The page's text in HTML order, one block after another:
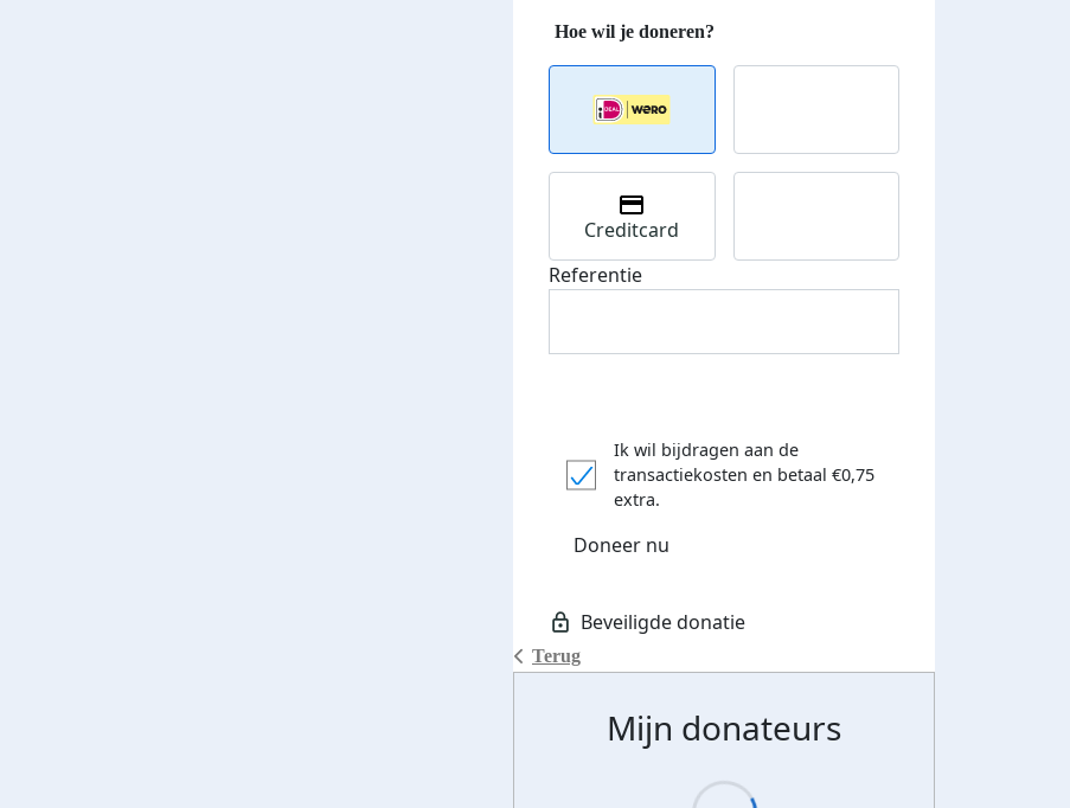
Terug
Creditcard
Referentie
Ik wil bijdragen aan de
transactiekosten en betaal €0,75
extra.
Doneer nu
Mijn donateurs